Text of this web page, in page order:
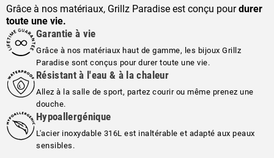
Grâce à nos matériaux, Grillz Paradise est conçu pourdurer
toute une vie.
Garantie à vie
Grâce à nos matériaux haut de gamme, les bijoux Grillz
Paradise sont conçus pour durer toute une vie.
Résistant à l'eau & à la chaleur
Allez à la salle de sport, partez courir ou même prenez une
douche.
Hypoallergénique
L'acier inoxydable 316L est inaltérable et adapté aux peaux
sensibles.